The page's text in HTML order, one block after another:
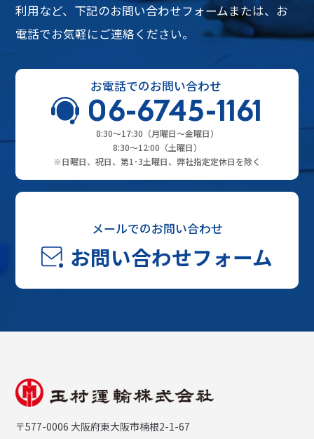
利用など、 下記のお問い合わせフォームまたは、お
電話でお気軽にご連絡ください。
お電話でのお問い合わせ
06-6745-1161
8:30～17:30（月曜日～金曜日）
8:30～12:00（土曜日）
※日曜日、祝日、第1･3土曜日、弊社指定定休日を除く
メールでのお問い合わせ
お問い合わせフォーム
〒577-0006 大阪府東大阪市楠根2-1-67